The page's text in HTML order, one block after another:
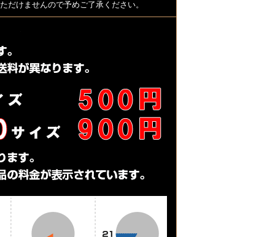
だけませんので予めご了承ください。